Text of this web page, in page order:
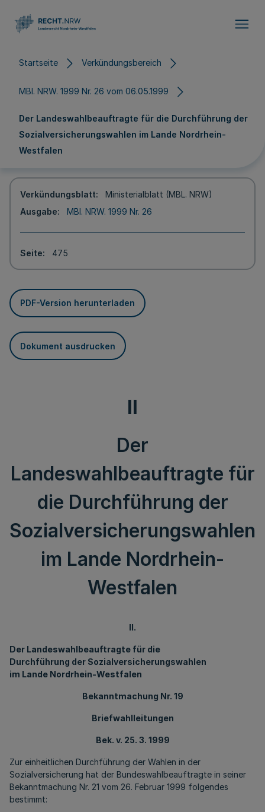
Startseite Verkündungsbereich
MBl. NRW. 1999 Nr. 26 vom 06.05.1999
Der Landeswahlbeauftragte für die Durchführung der
Sozialversicherungswahlen im Lande Nordrhein-
Westfalen
Verkündungsblatt
Ministerialblatt (MBL. NRW)
Ausgabe
MBl. NRW. 1999 Nr. 26
Seite 475
PDF-Version herunterladen
Dokument ausdrucken
II
Der
Landeswahlbeauftragte für
die Durchführung der
Sozialversicherungswahlen
im Lande Nordrhein-
Westfalen
II.
Der Landeswahlbeauftragte für die
Durchführung der Sozialversicherungswahlen
im Lande Nordrhein-Westfalen
Bekanntmachung Nr. 19
Briefwahlleitungen
Bek. v. 25. 3. 1999
Zur einheitlichen Durchführung der Wahlen in der
Sozialversicherung hat der Bundeswahlbeauftragte in seiner
Bekanntmachung Nr. 21 vom 26. Februar 1999 folgendes
bestimmt: